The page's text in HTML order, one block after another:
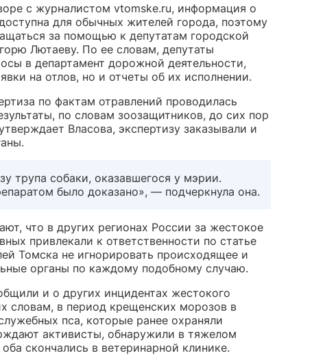
с журналистом vtomske.ru, информация о
для обычных жителей города, поэтому
за помощью к депутатам городской
Лютаеву. По ее словам, депутаты
в департамент дорожной деятельности,
на отлов, но и отчеты об их исполнении.
по фактам отравлений проводилась
по словам зоозащитников, до сих пор
Власова, экспертизу заказывали и
трупа собаки, оказавшегося у мэрии.
было доказано», — подчеркнула она.
что в других регионах России за жестокое
привлекали к ответственности по статье
Томска не игнорировать происходящее и
органы по каждому подобному случаю.
и о других инцидентах жестокого
словам, в период крещенских морозов в
пса, которые ранее охраняли
активисты, обнаружили в тяжелом
скончались в ветеринарной клинике.